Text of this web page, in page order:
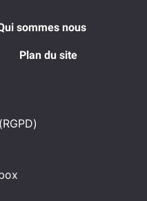
sommes nous
Plan du site